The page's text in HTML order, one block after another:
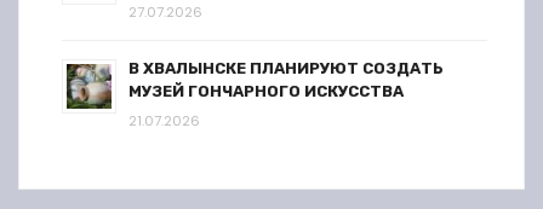
27.07.2026
В ХВАЛЫНСКЕ ПЛАНИРУЮТ СОЗДАТЬ
МУЗЕЙ ГОНЧАРНОГО ИСКУССТВА
21.07.2026